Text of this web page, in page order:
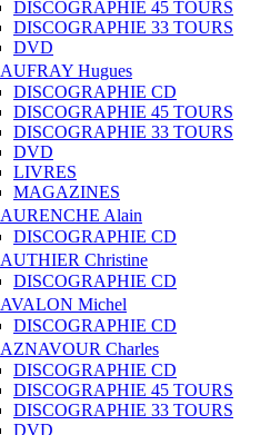
DISCOGRAPHIE 45 TOURS
DISCOGRAPHIE 33 TOURS
DVD
AUFRAY Hugues
DISCOGRAPHIE CD
DISCOGRAPHIE 45 TOURS
DISCOGRAPHIE 33 TOURS
DVD
LIVRES
MAGAZINES
AURENCHE Alain
DISCOGRAPHIE CD
AUTHIER Christine
DISCOGRAPHIE CD
AVALON Michel
DISCOGRAPHIE CD
AZNAVOUR Charles
DISCOGRAPHIE CD
DISCOGRAPHIE 45 TOURS
DISCOGRAPHIE 33 TOURS
DVD